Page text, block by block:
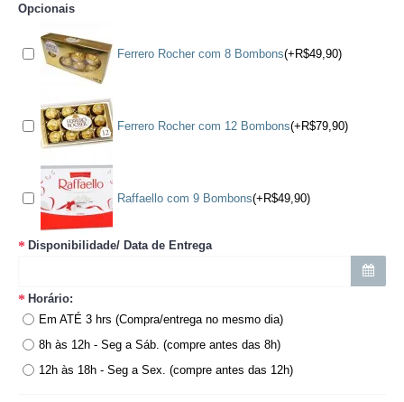
Opcionais
Ferrero Rocher com 8 Bombons(+R$49,90)
Ferrero Rocher com 12 Bombons(+R$79,90)
Raffaello com 9 Bombons(+R$49,90)
Disponibilidade/ Data de Entrega
Horário:
Em ATÉ 3 hrs (Compra/entrega no mesmo dia)
8h às 12h - Seg a Sáb. (compre antes das 8h)
12h às 18h - Seg a Sex. (compre antes das 12h)